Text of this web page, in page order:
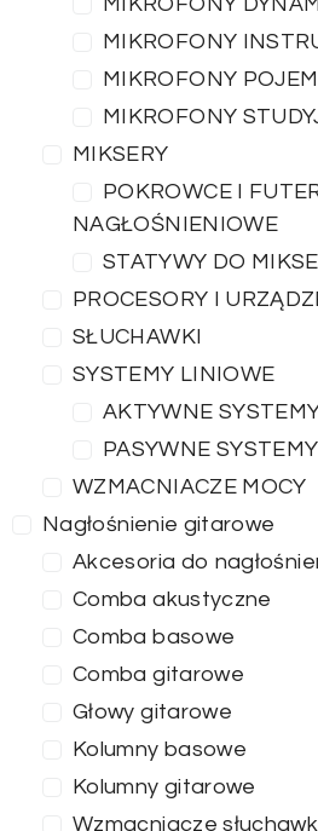
MIKROFONY
MIKROFONY
MIKROFONY
MIKSERY
POKROWCE I
NAGŁOŚNIENIOWE
STATYWY DO
PROCESORY I
SŁUCHAWKI
SYSTEMY LINIOWE
AKTYWNE
PASYWNE
WZMACNIACZE MOCY
Nagłośnienie gitarowe
Akcesoria do
Comba akustyczne
Comba basowe
Comba gitarowe
Głowy gitarowe
Kolumny basowe
Kolumny gitarowe
Wzmacniacze